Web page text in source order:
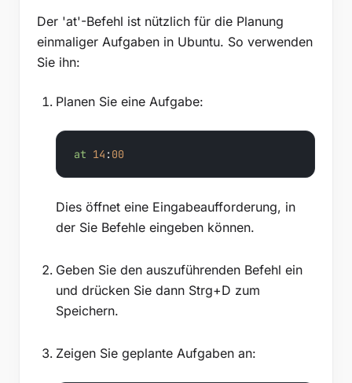
Der 'at'-Befehl ist nützlich für die Planung
einmaliger Aufgaben in Ubuntu. So verwenden
Sie ihn:
Planen Sie eine Aufgabe:
at 14 : 00
Dies öffnet eine Eingabeaufforderung, in
der Sie Befehle eingeben können.
Geben Sie den auszuführenden Befehl ein
und drücken Sie dann Strg+D zum
Speichern.
Zeigen Sie geplante Aufgaben an: